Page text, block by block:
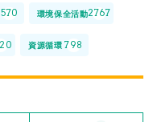
570 環境保全活動2767
資源循環 798